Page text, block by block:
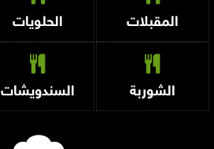
المقبلات الحلويات
الشوربة السندويشات